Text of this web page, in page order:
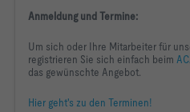
Anmeldung und Termine:
Um sich oder Ihre Mitarbeiter für
registrieren Sie sich einfach beim
das gewünschte Angebot.
Hier geht's zu den Terminen!